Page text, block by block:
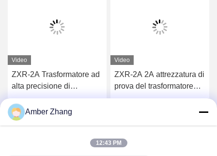
Video
ZXR-2A Trasformatore ad
alta precisione di
resistenza a corrente
continua Set di prova 1mΩ
- 2kΩ Intervallo di misura
Ottieni il miglior prezzo
Video
ZXR-2A 2A attrezzatura di
prova del trasformatore
CA/CC Tester di
Amber Zhang
12:43 PM